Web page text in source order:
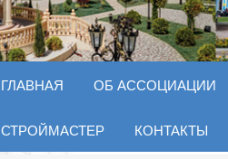
ГЛАВНАЯ ОБ АССОЦИАЦИИ
СТРОЙМАСТЕР КОНТАКТЫ